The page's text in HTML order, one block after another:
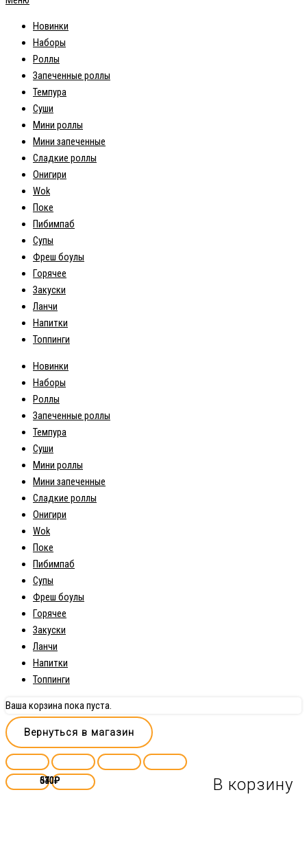
630₽ В корзину
370₽ В корзину
610₽ В корзину
540₽ В корзину
Новинки
Наборы
Роллы
Запеченные роллы
Темпура
Суши
Мини роллы
Мини запеченные
Сладкие роллы
Онигири
Wok
Поке
Пибимпаб
Супы
Фреш боулы
Горячее
Закуски
Ланчи
Напитки
Топпинги
Новинки
Наборы
Роллы
Запеченные роллы
Темпура
Суши
Мини роллы
Мини запеченные
Сладкие роллы
Онигири
Wok
Поке
Пибимпаб
Супы
Фреш боулы
Горячее
Закуски
Ланчи
Напитки
Топпинги
Ваша корзина пока пуста.
Вернуться в магазин